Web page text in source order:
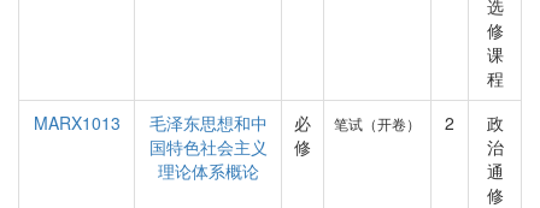
选
修
课
程
MARX1013
毛泽东思想和中
国特色社会主义
理论体系概论
必
修
笔试（开卷） 2
政
治
通
修